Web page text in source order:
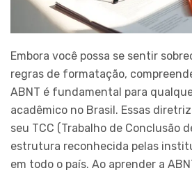
Embora você possa se sentir
regras de formatação,
ABNT é fundamental para
acadêmico no Brasil. Essas
seu TCC (Trabalho de Conclusão
estrutura reconhecida pelas
em todo o país. Ao aprender a